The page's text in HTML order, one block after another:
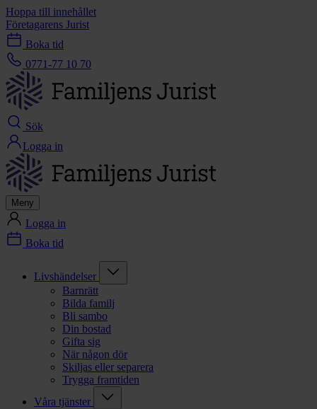
Hoppa till innehållet
Företagarens Jurist
Boka tid
0771-77 10 70
Sök
Logga in
Meny
Logga in
Boka tid
Livshändelser
Barnrätt
Bilda familj
Bli sambo
Din bostad
Gifta sig
När någon dör
Skiljas eller separera
Trygga framtiden
Våra tjänster